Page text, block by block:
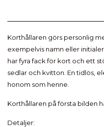
Korthållaren görs personlig
exempelvis namn eller
har fyra fack för kort och ett
sedlar och kvitton. En tidlös,
honom som henne.
Korthållaren på första bilden
Detaljer: